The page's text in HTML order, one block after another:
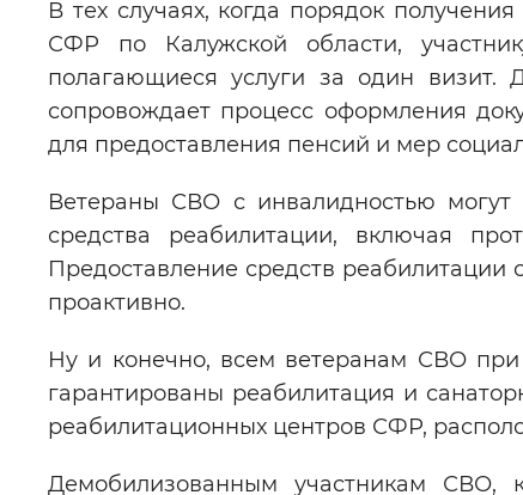
В тех случаях, когда порядок
СФР по Калужской области,
полагающиеся услуги за один визит.
сопровождает процесс оформления
для предоставления пенсий и мер
Ветераны СВО с инвалидностью могут
средства реабилитации, включая
Предоставление средств реабилитации
проактивно.
Ну и конечно, всем ветеранам СВО
гарантированы реабилитация и
реабилитационных центров СФР,
Демобилизованным участникам СВО,